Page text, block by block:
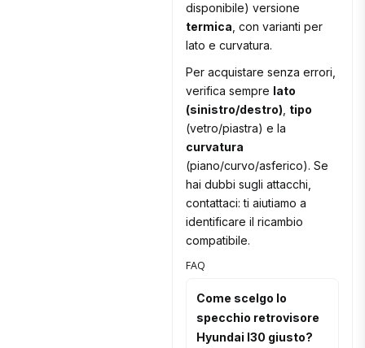
disponibile) versione
termica , con varianti per
lato e curvatura.
Per acquistare senza errori,
verifica sempre lato
(sinistro/destro) tipo
(vetro/piastra) e la
curvatura
(piano/curvo/asferico). Se
hai dubbi sugli attacchi,
contattaci: ti aiutiamo a
identificare il ricambio
compatibile.
FAQ
Come scelgo lo
specchio retrovisore
Hyundai I30 giusto?